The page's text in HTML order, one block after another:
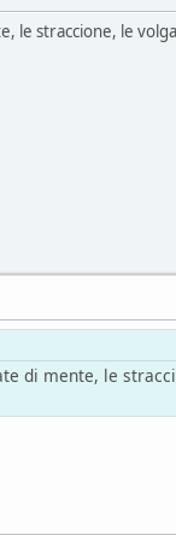
le straccione, le
di mente, le